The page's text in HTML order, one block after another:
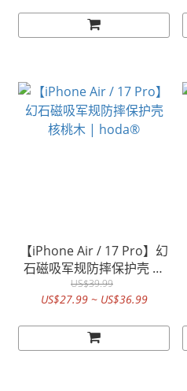
【iPhone Air / 17 Pro】幻
石磁吸军规防摔保护壳 核
桃木 | hoda®
US$39.99
US$27.99 ~ US$36.99